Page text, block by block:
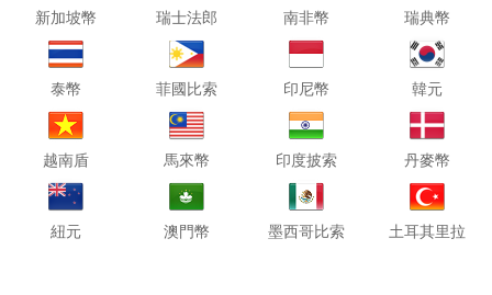
新加坡幣 瑞士法郎 南非幣 瑞典幣
泰幣 菲國比索 印尼幣 韓元
越南盾 馬來幣 印度披索 丹麥幣
紐元 澳門幣 墨西哥比索 土耳其里拉